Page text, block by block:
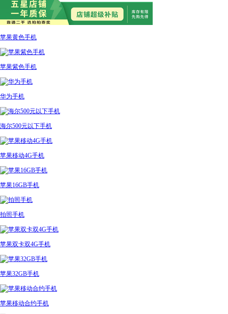
苹果黄色手机
苹果紫色手机
华为手机
海尔500元以下手机
苹果移动4G手机
苹果16GB手机
拍照手机
苹果双卡双4G手机
苹果32GB手机
苹果移动合约手机